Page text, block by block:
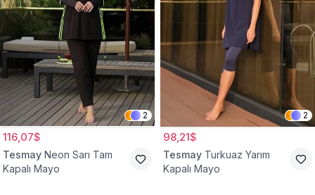
2
116,07$
Tesmay Neon Sarı Tam
Kapalı Mayo
2
98,21$
Tesmay Turkuaz Yarım
Kapalı Mayo